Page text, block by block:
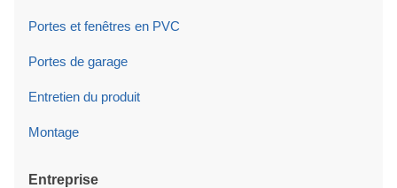
Portes et fenêtres en PVC
Portes de garage
Entretien du produit
Montage
Entreprise